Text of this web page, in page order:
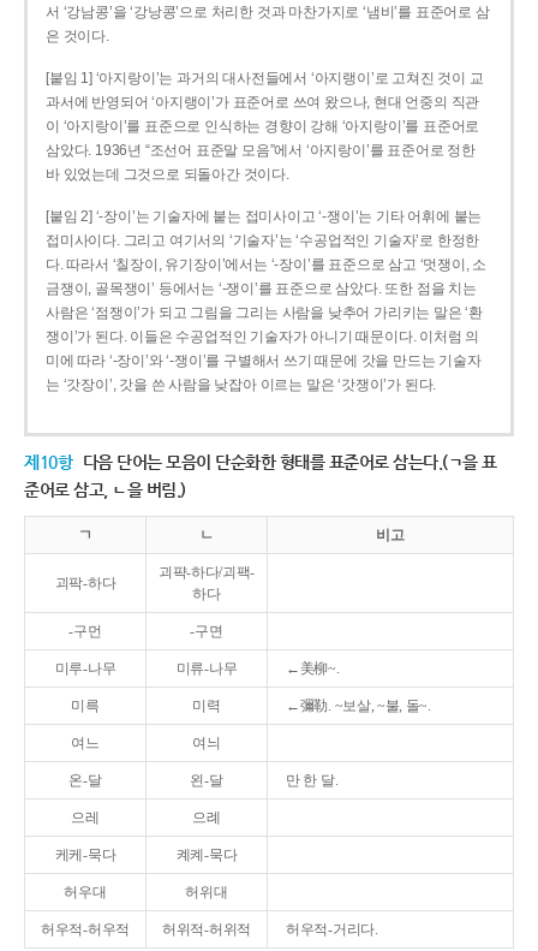
서 ‘강남콩’을 ‘강낭콩’으로 처리한 것과 마찬가지로 ‘냄비’를 표준어로 삼
은 것이다.
[붙임 1] ‘아지랑이’는 과거의 대사전들에서 ‘아지랭이’로 고쳐진 것이 교
과서에 반영되어 ‘아지랭이’가 표준어로 쓰여 왔으나, 현대 언중의 직관
이 ‘아지랑이’를 표준으로 인식하는 경향이 강해 ‘아지랑이’를 표준어로
삼았다. 1936년 “조선어 표준말 모음”에서 ‘아지랑이’를 표준어로 정한
바 있었는데 그것으로 되돌아간 것이다.
[붙임 2] ‘-장이’는 기술자에 붙는 접미사이고 ‘-쟁이’는 기타 어휘에 붙는
접미사이다. 그리고 여기서의 ‘기술자’는 ‘수공업적인 기술자’로 한정한
다. 따라서 ‘칠장이, 유기장이’에서는 ‘-장이’를 표준으로 삼고 ‘멋쟁이, 소
금쟁이, 골목쟁이’ 등에서는 ‘-쟁이’를 표준으로 삼았다. 또한 점을 치는
사람은 ‘점쟁이’가 되고 그림을 그리는 사람을 낮추어 가리키는 말은 ‘환
쟁이’가 된다. 이들은 수공업적인 기술자가 아니기 때문이다. 이처럼 의
미에 따라 ‘-장이’와 ‘-쟁이’를 구별해서 쓰기 때문에 갓을 만드는 기술자
는 ‘갓장이’, 갓을 쓴 사람을 낮잡아 이르는 말은 ‘갓쟁이’가 된다.
제10항 다음 단어는 모음이 단순화한 형태를 표준어로 삼는다.(ㄱ을 표
준어로 삼고, ㄴ을 버림.)
ㄱ ㄴ 비고
괴팍-하다
괴퍅-하다/괴팩-
하다
-구먼 -구면
미루-나무 미류-나무 ←美柳~.
미륵 미력 ←彌勒. ~보살, ~불, 돌~.
여느 여늬
온-달 왼-달 만 한 달.
으레 으례
케케-묵다 켸켸-묵다
허우대 허위대
허우적-허우적 허위적-허위적 허우적-거리다.